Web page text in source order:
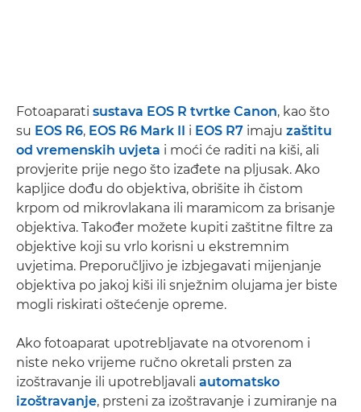
Fotoaparati sustava EOS R tvrtke Canon, kao što
su EOS R6, EOS R6 Mark II i EOS R7 imaju zaštitu
od vremenskih uvjeta i moći će raditi na kiši, ali
provjerite prije nego što izađete na pljusak. Ako
kapljice dođu do objektiva, obrišite ih čistom
krpom od mikrovlakana ili maramicom za brisanje
objektiva. Također možete kupiti zaštitne filtre za
objektive koji su vrlo korisni u ekstremnim
uvjetima. Preporučljivo je izbjegavati mijenjanje
objektiva po jakoj kiši ili snježnim olujama jer biste
mogli riskirati oštećenje opreme.
Ako fotoaparat upotrebljavate na otvorenom i
niste neko vrijeme ručno okretali prsten za
izoštravanje ili upotrebljavali automatsko
izoštravanje, prsteni za izoštravanje i zumiranje na